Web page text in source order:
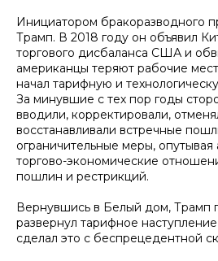
Инициатором бракоразводного
Трамп. В 2018 году он объявил
торгового дисбаланса США и
американцы теряют рабочие
начал тарифную и
За минувшие с тех пор годы
вводили, корректировали,
восстанавливали встречные
ограничительные меры,
торгово-экономические
пошлин и рестрикций.
Вернувшись в Белый дом, Трамп
развернул тарифное
сделал это с беспрецедентной